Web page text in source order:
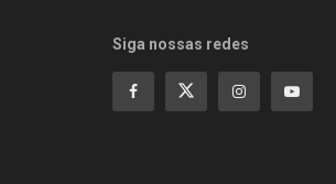
Siga nossas redes